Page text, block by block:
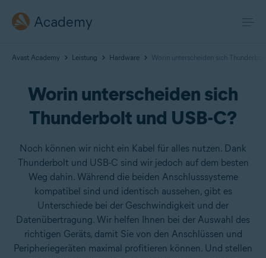
Academy
Avast Academy Leistung Hardware Worin unterscheiden sich
Worin unterscheiden sich
Thunderbolt und USB-C?
Noch können wir nicht ein Kabel für alles nutzen. Dank
Thunderbolt und USB-C sind wir jedoch auf dem besten
Weg dahin. Während die beiden Anschlusssysteme
kompatibel sind und identisch aussehen, gibt es
Unterschiede bei der Geschwindigkeit und der
Datenübertragung. Wir helfen Ihnen bei der Auswahl des
richtigen Geräts, damit Sie von den Anschlüssen und
Peripheriegeräten maximal profitieren können. Und stellen